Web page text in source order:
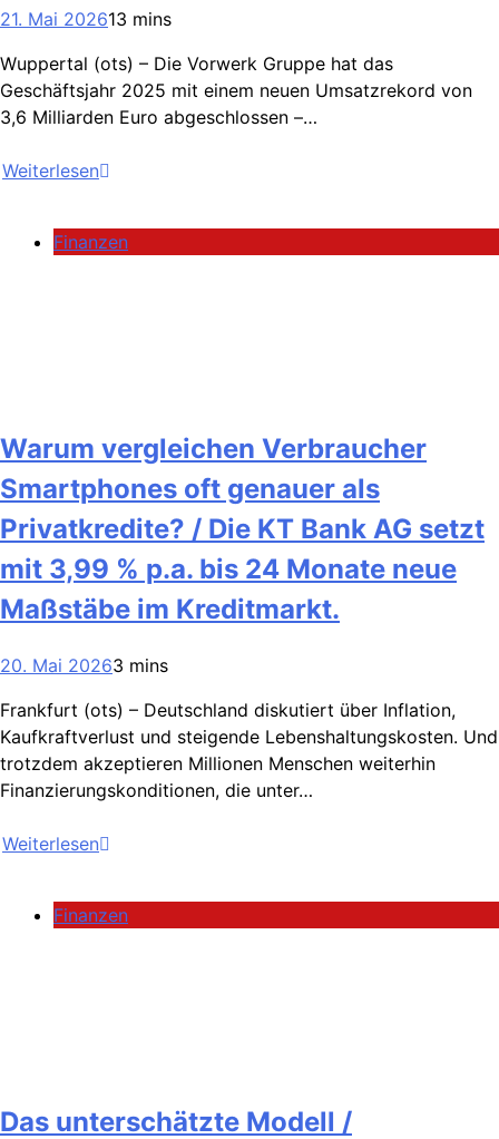
21. Mai 202613 mins
Wuppertal (ots) – Die Vorwerk Gruppe hat das
Geschäftsjahr 2025 mit einem neuen Umsatzrekord von
3,6 Milliarden Euro abgeschlossen –…
Weiterlesen
Finanzen
Warum vergleichen Verbraucher
Smartphones oft genauer als
Privatkredite? / Die KT Bank AG setzt
mit 3,99 % p.a. bis 24 Monate neue
Maßstäbe im Kreditmarkt.
20. Mai 20263 mins
Frankfurt (ots) – Deutschland diskutiert über Inflation,
Kaufkraftverlust und steigende Lebenshaltungskosten. Und
trotzdem akzeptieren Millionen Menschen weiterhin
Finanzierungskonditionen, die unter…
Weiterlesen
Finanzen
Das unterschätzte Modell /